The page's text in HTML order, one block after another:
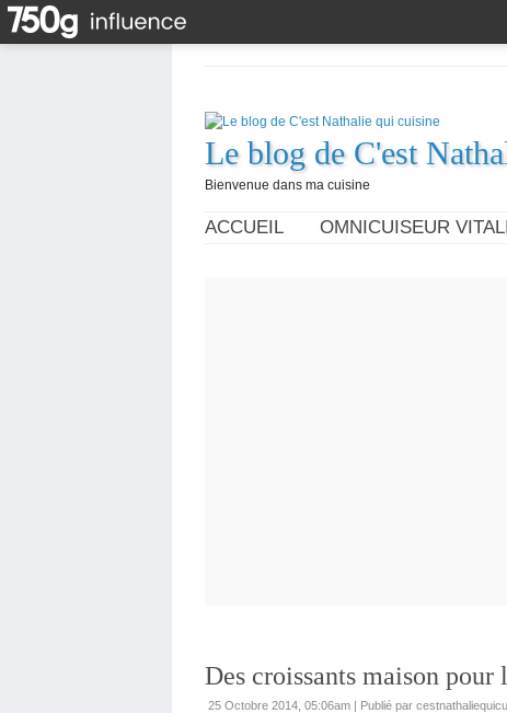
Le blog de C'est
Bienvenue dans ma cuisine
ACCUEIL OMNICUISEUR
Des croissants maison pour
25 Octobre 2014, 05:06am | Publié par